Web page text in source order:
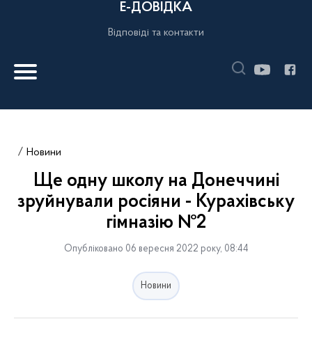
Е-ДОВІДКА
Відповіді та контакти
Новини
Ще одну школу на Донеччині
зруйнували росіяни - Курахівську
гімназію №2
Опубліковано 06 вересня 2022 року, 08:44
Новини